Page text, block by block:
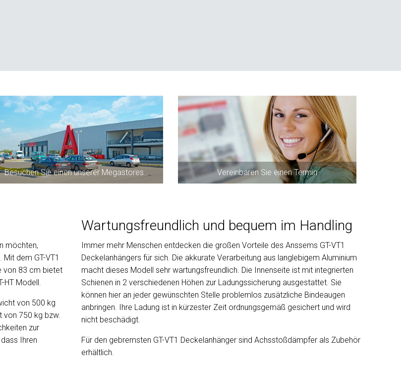
Besuchen Sie einen unserer Megastores Vereinbaren Sie einen Termin
möchten,
dem GT-VT1
von 83 cm bietet
Modell.
von 500 kg
750 kg bzw.
zur
Ihren
Wartungsfreundlich und bequem im Handling
Immer mehr Menschen entdecken die großen Vorteile des Anssems GT-VT1
Deckelanhängers für sich. Die akkurate Verarbeitung aus langlebigem Aluminium
macht dieses Modell sehr wartungsfreundlich. Die Innenseite ist mit integrierten
Schienen in 2 verschiedenen Höhen zur Ladungssicherung ausgestattet. Sie
können hier an jeder gewünschten Stelle problemlos zusätzliche Bindeaugen
anbringen. Ihre Ladung ist in kürzester Zeit ordnungsgemäß gesichert und wird
nicht beschädigt.
Für den gebremsten GT-VT1 Deckelanhänger sind Achsstoßdämpfer als Zubehör
erhältlich.